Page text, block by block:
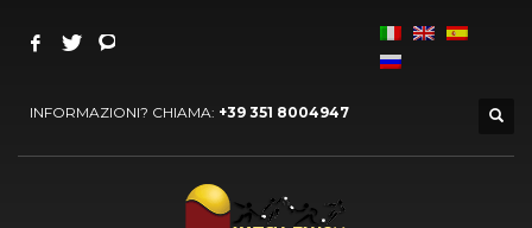
INFORMAZIONI? CHIAMA: +39 351 8004947